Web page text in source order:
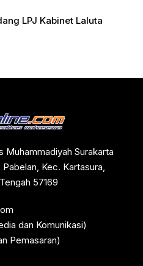
LPJ Kabinet Laluta
Muhammadiyah Surakarta
Kec. Kartasura,
57169
dan Komunikasi)
Pemasaran)